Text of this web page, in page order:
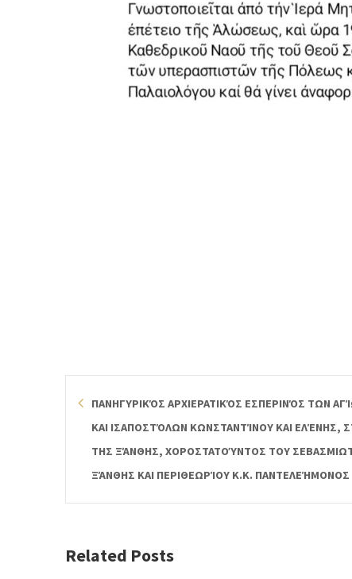
ΠΑΝΗΓΥΡΙΚΌΣ ΑΡΧΙΕΡΑΤΙΚΌΣ ΕΣΠΕΡΙΝΌΣ ΤΩΝ
ΚΑΙ ΙΣΑΠΟΣΤΌΛΩΝ ΚΩΝΣΤΑΝΤΊΝΟΥ ΚΑΙ ΕΛΈΝΗΣ,
ΤΗΣ ΞΆΝΘΗΣ, ΧΟΡΟΣΤΑΤΟΎΝΤΟΣ ΤΟΥ
ΞΆΝΘΗΣ ΚΑΙ ΠΕΡΙΘΕΩΡΊΟΥ Κ.Κ. ΠΑΝΤΕΛΕΉΜΟΝΟΣ
Related Posts